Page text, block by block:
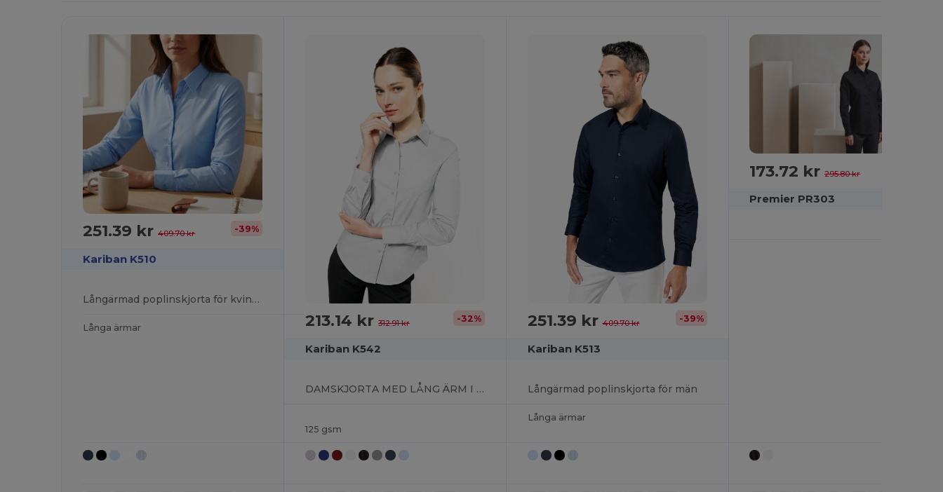
251.39 kr409.70 kr -39%
Kariban K510
Långärmad poplinskjorta för kvinnor
Långa ärmar 213.14 kr 312.91 kr -32%
Kariban K542
DAMSKJORTA MED LÅNG ÄRM I EASY CARE BOMULLSPOPLIN
125 gsm
251.39 kr409.70 kr -39%
Kariban K513
Långärmad poplinskjorta för män
Långa ärmar
173.72 kr295.80 kr
Premier PR303